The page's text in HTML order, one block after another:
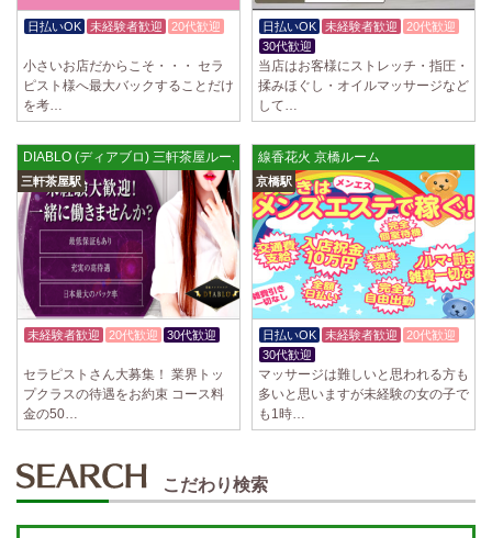
日払いOK 未経験者歓迎
20代歓迎
小さいお店だからこそ・・・ セラ
ピスト様へ最大バックすることだけ
を考…
日払いOK 未経験者歓迎
20代歓迎
30代歓迎
当店はお客様にストレッチ・指圧・
揉みほぐし・オイルマッサージなど
して…
DIABLO (ディアブロ) 三軒茶屋ルーム
三軒茶屋駅
未経験者歓迎 20代歓迎
30代歓迎
セラピストさん大募集！ 業界トッ
プクラスの待遇をお約束 コース料
金の50…
線香花火 京橋ルーム
京橋駅
日払いOK 未経験者歓迎
20代歓迎
30代歓迎
マッサージは難しいと思われる方も
多いと思いますが未経験の女の子で
も1時…
こだわり検索